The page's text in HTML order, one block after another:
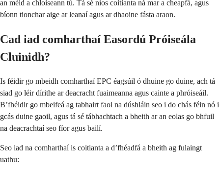
an méid a chloiseann tú. Tá sé níos coitianta ná mar a cheapfá, agus
bíonn tionchar aige ar leanaí agus ar dhaoine fásta araon.
Cad iad comharthaí Easordú Próiseála
Cluinidh?
Is féidir go mbeidh comharthaí EPC éagsúil ó dhuine go duine, ach tá
siad go léir dírithe ar deacracht fuaimeanna agus cainte a phróiseáil.
B’fhéidir go mbeifeá ag tabhairt faoi na dúshláin seo i do chás féin nó i
gcás duine gaoil, agus tá sé tábhachtach a bheith ar an eolas go bhfuil
na deacrachtaí seo fíor agus bailí.
Seo iad na comharthaí is coitianta a d’fhéadfá a bheith ag fulaingt
uathu: